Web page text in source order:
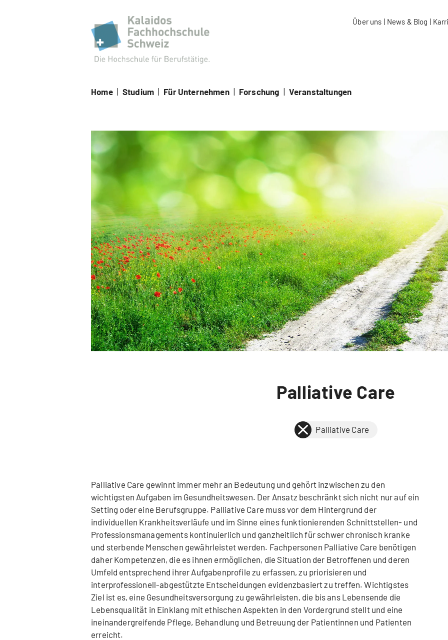
Über uns | News & Blog |
Home Studium Für Unternehmen Forschung Veranstaltungen
Palliative Care
Palliative Care
Palliative Care gewinnt immer mehr an Bedeutung und gehört inzwischen zu den
wichtigsten Aufgaben im Gesundheitswesen. Der Ansatz beschränkt sich nicht nur auf ein
Setting oder eine Berufsgruppe. Palliative Care muss vor dem Hintergrund der
individuellen Krankheitsverläufe und im Sinne eines funktionierenden Schnittstellen- und
Professionsmanagements kontinuierlich und ganzheitlich für schwer chronisch kranke
und sterbende Menschen gewährleistet werden. Fachpersonen Palliative Care benötigen
daher Kompetenzen, die es ihnen ermöglichen, die Situation der Betroffenen und deren
Umfeld entsprechend ihrer Aufgabenprofile zu erfassen, zu priorisieren und
interprofessionell-abgestützte Entscheidungen evidenzbasiert zu treffen. Wichtigstes
Ziel ist es, eine Gesundheitsversorgung zu gewährleisten, die bis ans Lebensende die
Lebensqualität in Einklang mit ethischen Aspekten in den Vordergrund stellt und eine
ineinandergreifende Pflege, Behandlung und Betreuung der Patientinnen und Patienten
erreicht.